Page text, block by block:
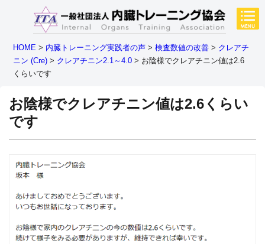
HOME > 内臓トレーニング実践者の声 >検査数値の改善 > クレアチ
ニン (Cre) > クレアチニン2.1～4.0 > お陰様でクレアチニン値は2.6
くらいです
お陰様でクレアチニン値は2.6くらい
です